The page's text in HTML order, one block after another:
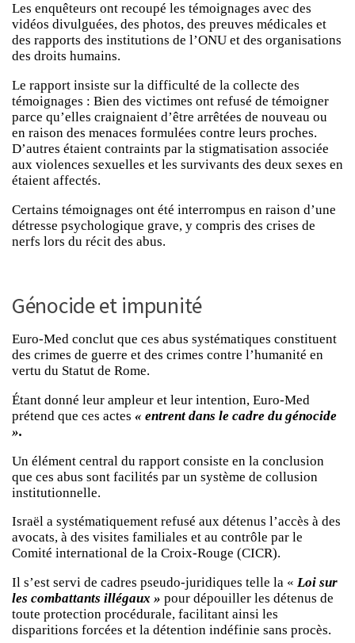
Les enquêteurs ont recoupé les témoignages avec des
vidéos divulguées, des photos, des preuves médicales et
des rapports des institutions de l’ONU et des organisations
des droits humains.
Le rapport insiste sur la difficulté de la collecte des
témoignages : Bien des victimes ont refusé de témoigner
parce qu’elles craignaient d’être arrêtées de nouveau ou
en raison des menaces formulées contre leurs proches.
D’autres étaient contraints par la stigmatisation associée
aux violences sexuelles et les survivants des deux sexes en
étaient affectés.
Certains témoignages ont été interrompus en raison d’une
détresse psychologique grave, y compris des crises de
nerfs lors du récit des abus.
Génocide et impunité
Euro-Med conclut que ces abus systématiques constituent
des crimes de guerre et des crimes contre l’humanité en
vertu du Statut de Rome.
Étant donné leur ampleur et leur intention, Euro-Med
prétend que ces actes « entrent dans le cadre du génocide
».
Un élément central du rapport consiste en la conclusion
que ces abus sont facilités par un système de collusion
institutionnelle.
Israël a systématiquement refusé aux détenus l’accès à des
avocats, à des visites familiales et au contrôle par le
Comité international de la Croix-Rouge (CICR).
Il s’est servi de cadres pseudo-juridiques telle la « Loi sur
les combattants illégaux » pour dépouiller les détenus de
toute protection procédurale, facilitant ainsi les
disparitions forcées et la détention indéfinie sans procès.